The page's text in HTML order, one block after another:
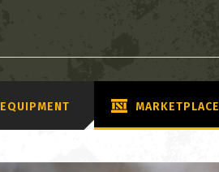
EQUIPMENT MARKETPLACE